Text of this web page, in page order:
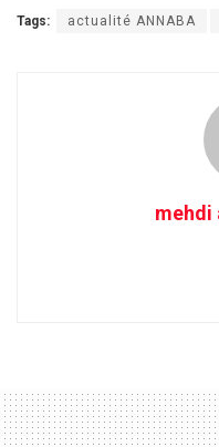
Tags: actualité ANNABA
mehdi